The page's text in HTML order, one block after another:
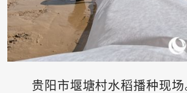
贵阳市堰塘村水稻播种现